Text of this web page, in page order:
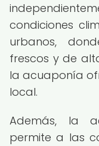
condiciones
urbanos,
frescos y de
la acuaponía
local.
Además, la
permite a las